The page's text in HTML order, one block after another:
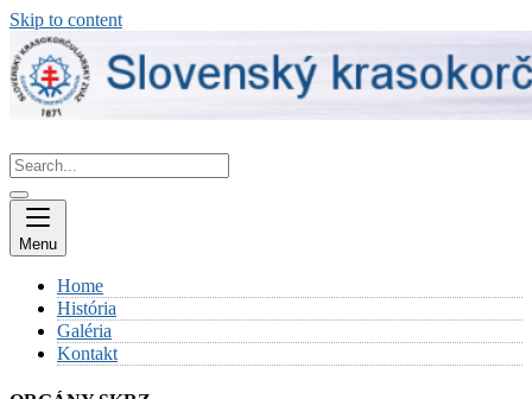
Skip to content
Menu
Home
História
Galéria
Kontakt